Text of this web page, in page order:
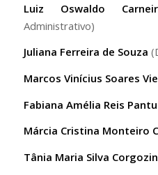
Luiz Oswaldo
Administrativo)
Juliana Ferreira de Souza
Marcos Vinícius Soares
Fabiana Amélia Reis
Márcia Cristina Monteiro
Tânia Maria Silva